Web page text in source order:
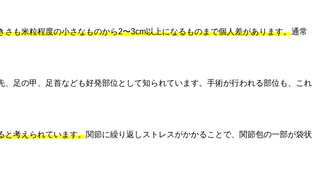
さも米粒程度の小さなものから2〜3cm以上になるものまで個人差があります。通常
足の甲、足首なども好発部位として知られています。手術が行われる部位も、これ
と考えられています。関節に繰り返しストレスがかかることで、関節包の一部が袋状